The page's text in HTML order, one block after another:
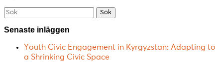
Söka
Senaste inläggen
Youth Civic Engagement in Kyrgyzstan: Adapting to
a Shrinking Civic Space